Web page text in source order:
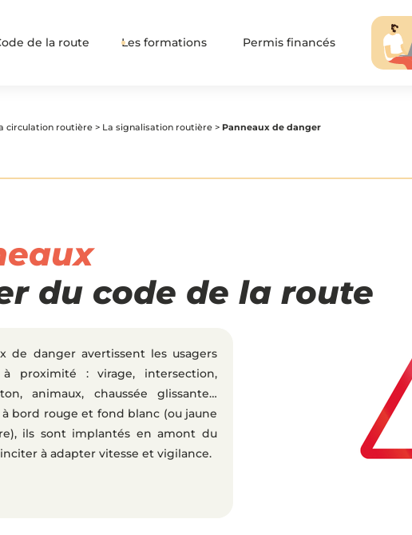
de la route Les formations Permis financés
circulation routière > La signalisation routière > Panneaux de danger
du code de la route
de danger avertissent les usagers
à proximité : virage, intersection,
animaux, chaussée glissante…
bord rouge et fond blanc (ou jaune
ils sont implantés en amont du
à adapter vitesse et vigilance.